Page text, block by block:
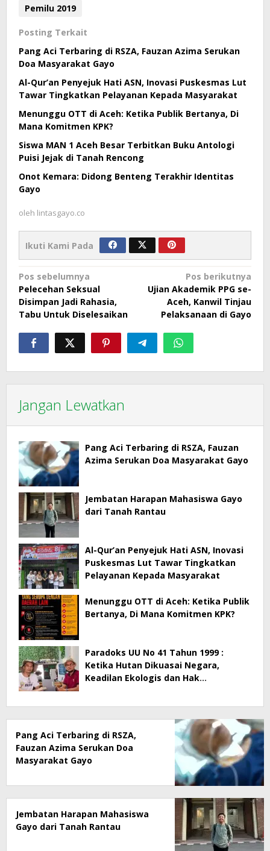
Pemilu 2019
Posting Terkait
Pang Aci Terbaring di RSZA, Fauzan Azima Serukan
Doa Masyarakat Gayo
Al-Qur’an Penyejuk Hati ASN, Inovasi Puskesmas Lut
Tawar Tingkatkan Pelayanan Kepada Masyarakat
Menunggu OTT di Aceh: Ketika Publik Bertanya, Di
Mana Komitmen KPK?
Siswa MAN 1 Aceh Besar Terbitkan Buku Antologi
Puisi Jejak di Tanah Rencong
Onot Kemara: Didong Benteng Terakhir Identitas
Gayo
oleh lintasgayo.co
Ikuti Kami Pada
Navigasi
pos
Pos sebelumnya
Pelecehan Seksual
Disimpan Jadi Rahasia,
Tabu Untuk Diselesaikan
Pos berikutnya
Ujian Akademik PPG se-
Aceh, Kanwil Tinjau
Pelaksanaan di Gayo
Jangan Lewatkan
Pang Aci Terbaring di RSZA, Fauzan
Azima Serukan Doa Masyarakat Gayo
Jembatan Harapan Mahasiswa Gayo
dari Tanah Rantau
Al-Qur’an Penyejuk Hati ASN, Inovasi
Puskesmas Lut Tawar Tingkatkan
Pelayanan Kepada Masyarakat
Menunggu OTT di Aceh: Ketika Publik
Bertanya, Di Mana Komitmen KPK?
Paradoks UU No 41 Tahun 1999 :
Ketika Hutan Dikuasai Negara,
Keadilan Ekologis dan Hak
Pang Aci Terbaring di RSZA,
Fauzan Azima Serukan Doa
Masyarakat Gayo
Jembatan Harapan Mahasiswa
Gayo dari Tanah Rantau